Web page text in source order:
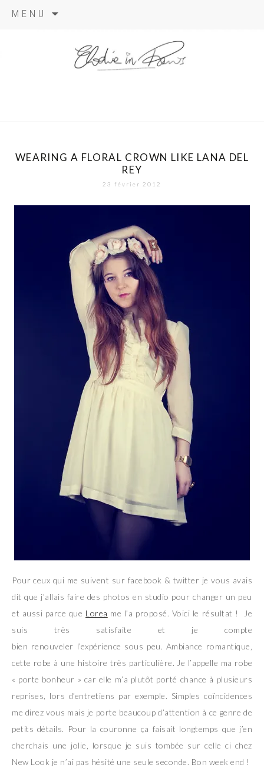
MENU
WEARING A FLORAL CROWN LIKE LANA DEL
REY
23 février 2012
Pour ceux qui me suivent sur facebook & twitter je vous avais
dit que j’allais faire des photos en studio pour changer un peu
et aussi parce que Lorea me l’a proposé. Voici le résultat ! Je
suis très satisfaite et je compte
bien renouveler l’expérience sous peu. Ambiance romantique,
cette robe à une histoire très particulière. Je l’appelle ma robe
« porte bonheur » car elle m’a plutôt porté chance à plusieurs
reprises, lors d’entretiens par exemple. Simples coïncidences
me direz vous mais je porte beaucoup d’attention à ce genre de
petits détails. Pour la couronne ça faisait longtemps que j’en
cherchais une jolie, lorsque je suis tombée sur celle ci chez
New Look je n’ai pas hésité une seule seconde. Bon week end !